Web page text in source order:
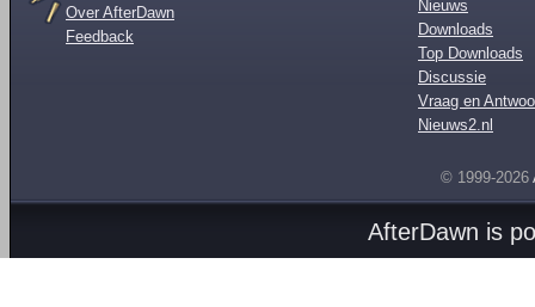
Over AfterDawn
Feedback
Nieuws
Downloads
Top Downloads
Discussie
Vraag en
Nieuws2.nl
© 1999-2026
AfterDawn is